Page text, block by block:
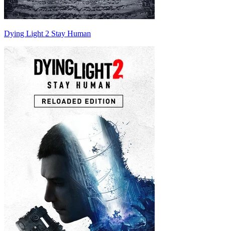
Dying Light 2 Stay Human